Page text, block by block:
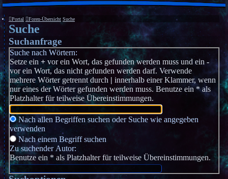
Portal Foren-Übersicht Suche
Suche
Suchanfrage
Suche nach Wörtern:
Setze ein+ vor ein Wort, das gefunden werden muss und ein -
vor ein Wort, das nicht gefunden werden darf. Verwende
mehrere Wörter getrennt durch | innerhalb einer Klammer, wenn
nur eines der Wörter gefunden werden muss. Benutze ein * als
Platzhalter für teilweise Übereinstimmungen.
Nach allen Begriffen suchen oder Suche wie angegeben
verwenden
Nach einem Begriff suchen
Zu suchender Autor:
Benutze ein * als Platzhalter für teilweise Übereinstimmungen.